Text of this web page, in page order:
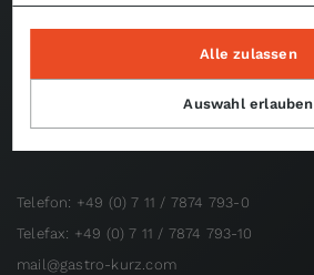
Kälte Kurz Shopping GmbH & Co. KG
Telefon: +49 (0) 7 11 / 7874 793-0
Telefax: +49 (0) 7 11 / 7874 793-10
mail@gastro-kurz.com
Auswahl erlauben
Alle zulassen